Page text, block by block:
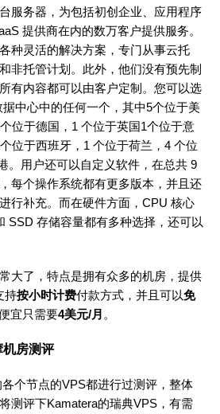
服务器，为包括初创企业、应用程序
提供商在内的数万客户提供服务。
种灵活的解决方案，专门从事云托
非托管计划。此外，他们没有预先制
有内容都可以由客户定制。您可以选
中心中的任何一个，其中5个位于美
位于德国，1 个位于英国1个位于意
个位于西班牙，1 个位于荷兰，4 个位
。用户还可以自定义软件，在总共 9
每个操作系统都有更多版本，并且还
行补充。而在硬件方面，CPU 核心
SSD 存储容量都有多种选择，还可以
大了，特点是拥有众多的机房，提供
持按小时计费付款方式，并且可以免
宜只需要4美元/月 。
房测评
个节点的VPS都进行过测评，整体
测评下Kamatera的瑞典VPS，有需